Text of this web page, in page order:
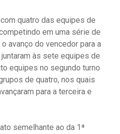
quatro das equipes de
em uma série de
avanço do vencedor para a
às sete equipes de
equipes no segundo turno
de quatro, nos quais
para a terceira e
semelhante ao da 1ª